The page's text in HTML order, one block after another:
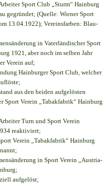
Sport Club „Sturm“ Hainburg
gegründet; (Quelle: Wiener Sport
13.04.1922); Vereinsfarben: Blau-
in Vaterländischer Sport
1921, aber noch im selben Jahr
Verein auf;
Hainburger Sport Club, welcher
aus den beiden aufgelösten
Sport Verein „Tabakfabrik“ Hainburg
Turn und Sport Verein
reaktiviert;
Verein „Tabakfabrik“ Hainburg
in Sport Verein „Austria-
aufgelöst;